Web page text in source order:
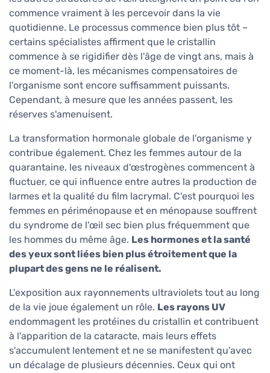
commence vraiment à les percevoir dans la vie
quotidienne. Le processus commence bien plus tôt –
certains spécialistes affirment que le cristallin
commence à se rigidifier dès l'âge de vingt ans, mais à
ce moment-là, les mécanismes compensatoires de
l'organisme sont encore suffisamment puissants.
Cependant, à mesure que les années passent, les
réserves s'amenuisent.
La transformation hormonale globale de l'organisme y
contribue également. Chez les femmes autour de la
quarantaine, les niveaux d'œstrogènes commencent à
fluctuer, ce qui influence entre autres la production de
larmes et la qualité du film lacrymal. C'est pourquoi les
femmes en périménopause et en ménopause souffrent
du syndrome de l'œil sec bien plus fréquemment que
les hommes du même âge. Les hormones et la santé
des yeux sont liées bien plus étroitement que la
plupart des gens ne le réalisent.
L'exposition aux rayonnements ultraviolets tout au long
de la vie joue également un rôle. Les rayons UV
endommagent les protéines du cristallin et contribuent
à l'apparition de la cataracte, mais leurs effets
s'accumulent lentement et ne se manifestent qu'avec
un décalage de plusieurs décennies. Ceux qui ont